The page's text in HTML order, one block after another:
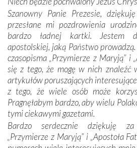
mieliśmy okazję przekonać się,
otacza nie tylko nasz naród, lecz
się Jej ufnie oddają, a także
Jej siebie oraz swych bliskich.
Dzieje Portugalii to również
odstępstw, także w życiu
wymiarze tak osobistym, jak i
konieczności ciągłego zabiegania o
Opatrzności. Wierność
przynajmniej w życiu duchowym.
nieszczęściem i śmiercią. Te
przychodziły na myśl, gdy
Szanowny Panie Prezesie,
przesłane mi pozdrowienia
bardzo ładnej kartki. Jestem
apostolskiej, jaką Państwo
czasopisma „Przymierze z Maryją” i
się z tego, że mogę w nich znaleźć
artykułów poruszających
z tego, że wiele osób może
Pragnęłabym bardzo, aby wielu
tymi ciekawymi gazetami.
Bardzo serdecznie dziękuję
„Przymierze z Maryją” i „Apostoła